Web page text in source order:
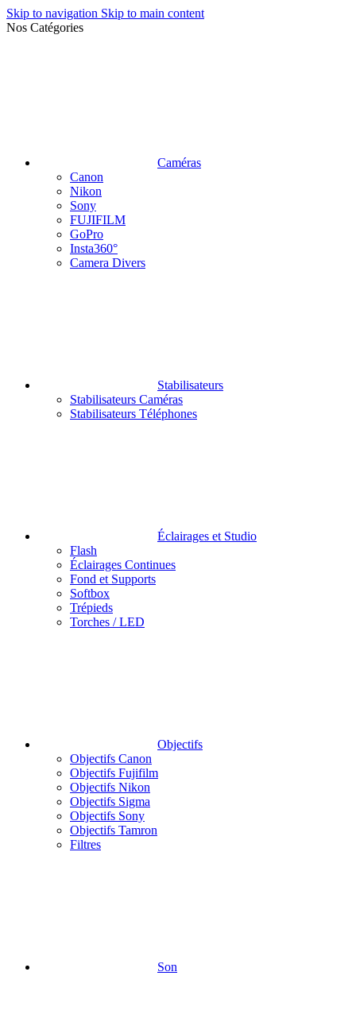
Skip to navigation Skip to main content
Nos Catégories
Caméras
Canon
Nikon
Sony
FUJIFILM
GoPro
Insta360°
Camera Divers
Stabilisateurs
Stabilisateurs Caméras
Stabilisateurs Téléphones
Éclairages et Studio
Flash
Éclairages Continues
Fond et Supports
Softbox
Trépieds
Torches / LED
Objectifs
Objectifs Canon
Objectifs Fujifilm
Objectifs Nikon
Objectifs Sigma
Objectifs Sony
Objectifs Tamron
Filtres
Son